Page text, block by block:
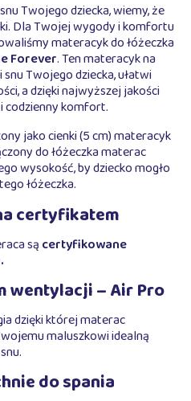
Twojego dziecka, wiemy, że
Dla Twojej wygody i komfortu
materacyk do łóżeczka
Forever. Ten materacyk na
Twojego dziecka, ułatwi
a dzięki najwyższej jakości
codzienny komfort.
jako cienki (5 cm) materacyk
do łóżeczka materac
wysokość, by dziecko mogło
łóżeczka.
certyfikatem
są certyfikowane
wentylacji – Air Pro
dzięki której materac
maluszkowi idealną
do spania